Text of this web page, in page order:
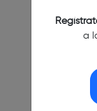
a